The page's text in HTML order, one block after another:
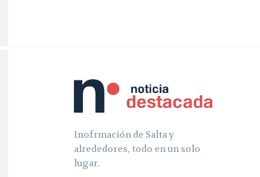
Inofrmación de Salta y
alrededores, todo en un solo
lugar.